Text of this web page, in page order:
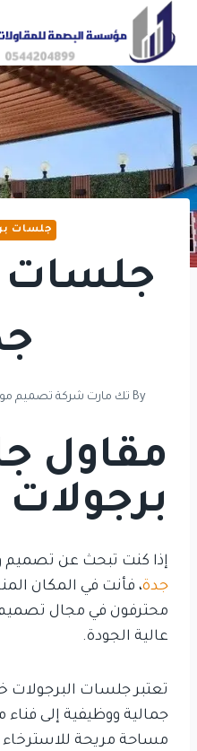
جلسات
جلسات
By تك مارت شركة تصميم
مقاول
إذا كنت تبحث عن تصميم
جدة، فأنت في المكان
محترفون في مجال
عالية الجودة.
تعتبر جلسات البرجولات
جمالية ووظيفية إلى
مساحة مريحة للاسترخاء